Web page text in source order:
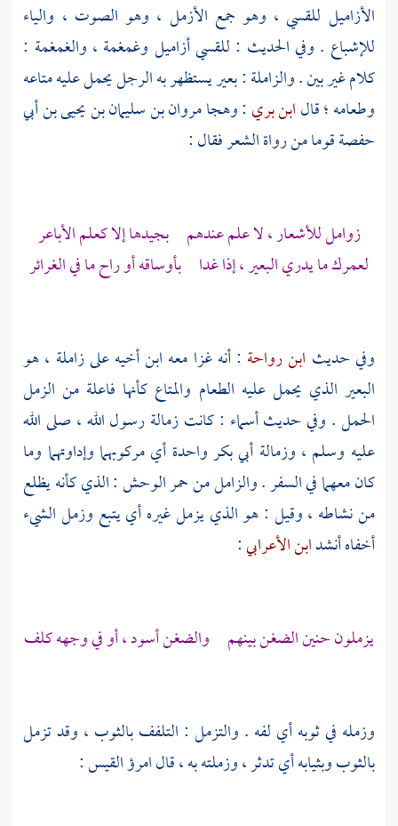
الأزاميل للقسي ، وهو جمع الأزمل ، وهو الصوت ، والياء
للإشباع . وفي الحديث : للقسي أزاميل وغمغمة ، والغمغمة :
كلام غير بين . والزاملة : بعير يستظهر به الرجل يحمل عليه متاعه
وطعامه ؛ قالابن بري : وهجامروان بن سليمان بن يحيى بن أبي
حفصةقوما من رواة الشعر فقال :
زوامل للأشعار ، لا علم عندهم بجيدها إلا كعلم الأباعر
لعمرك ما يدري البعير ، إذا غدا بأوساقه أو راح ما في الغرائر
وفي حديث ابن رواحة : أنه غزا معه ابن أخيه على زاملة ، هو
البعير الذي يحمل عليه الطعام والمتاع كأنها فاعلة من الزمل
الحمل . وفي حديثأسماء : كانت زمالة رسول الله ، صلى الله
عليه وسلم ، وزمالة أبي بكرواحدة أي مركوبهما وإداوتهما وما
كان معهما في السفر . والزامل من حمر الوحش : الذي كأنه يظلع
من نشاطه ، وقيل : هو الذي يزمل غيره أي يتبع وزمل الشيء
أخفاه أنشدابن الأعرابي:
يزملون حنين الضغن بينهم والضغن أسود ، أو في وجهه كلف
وزمله في ثوبه أي لفه . والتزمل : التلفف بالثوب ، وقد تزمل
بالثوب وبثيابه أي تدثر ، وزملته به ، قالامرؤ القيس: